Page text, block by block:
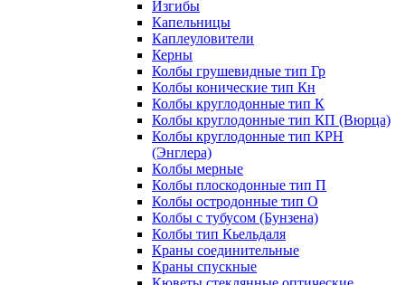
Изгибы
Капельницы
Каплеуловители
Керны
Колбы грушевидные тип Гр
Колбы конические тип Кн
Колбы круглодонные тип К
Колбы круглодонные тип КП (Вюрца)
Колбы круглодонные тип КРН
(Энглера)
Колбы мерные
Колбы плоскодонные тип П
Колбы остродонные тип О
Колбы с тубусом (Бунзена)
Колбы тип Кьельдаля
Краны соединительные
Краны спускные